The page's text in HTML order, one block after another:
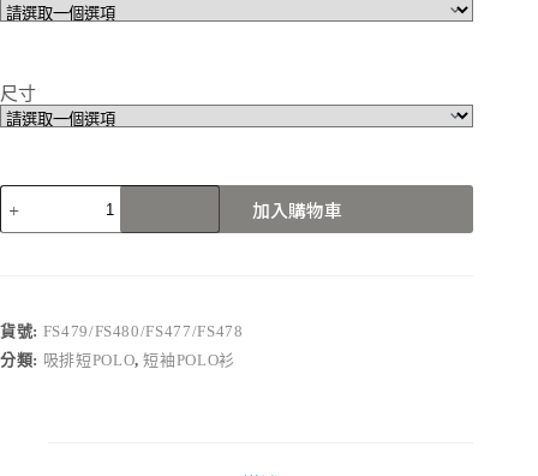
尺寸
FS479/FS480/FS477/FS478
數
加入購物車
貨號: FS479/FS480/FS477/FS478
分類: 吸排短POLO,短袖POLO衫